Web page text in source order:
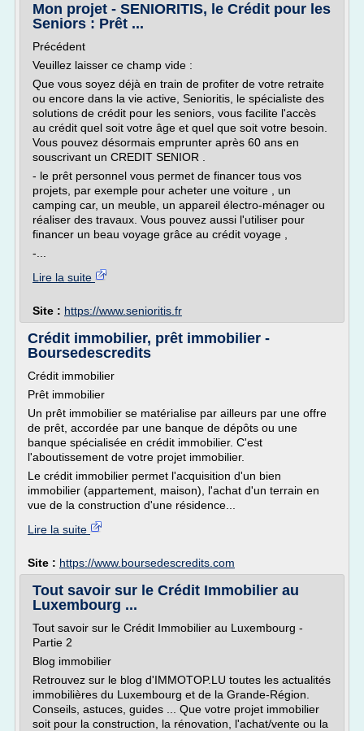
Mon projet - SENIORITIS, le Crédit pour les
Seniors : Prêt ...
Précédent
Veuillez laisser ce champ vide :
Que vous soyez déjà en train de profiter de votre retraite
ou encore dans la vie active, Senioritis, le spécialiste des
solutions de crédit pour les seniors, vous facilite l'accès
au crédit quel soit votre âge et quel que soit votre besoin.
Vous pouvez désormais emprunter après 60 ans en
souscrivant un CREDIT SENIOR .
- le prêt personnel vous permet de financer tous vos
projets, par exemple pour acheter une voiture , un
camping car, un meuble, un appareil électro-ménager ou
réaliser des travaux. Vous pouvez aussi l'utiliser pour
financer un beau voyage grâce au crédit voyage ,
-...
Lire la suite
Site : https://www.senioritis.fr
Crédit immobilier, prêt immobilier -
Boursedescredits
Crédit immobilier
Prêt immobilier
Un prêt immobilier se matérialise par ailleurs par une offre
de prêt, accordée par une banque de dépôts ou une
banque spécialisée en crédit immobilier. C'est
l'aboutissement de votre projet immobilier.
Le crédit immobilier permet l'acquisition d'un bien
immobilier (appartement, maison), l'achat d'un terrain en
vue de la construction d'une résidence...
Lire la suite
Site : https://www.boursedescredits.com
Tout savoir sur le Crédit Immobilier au
Luxembourg ...
Tout savoir sur le Crédit Immobilier au Luxembourg -
Partie 2
Blog immobilier
Retrouvez sur le blog d'IMMOTOP.LU toutes les actualités
immobilières du Luxembourg et de la Grande-Région.
Conseils, astuces, guides ... Que votre projet immobilier
soit pour la construction, la rénovation, l'achat/vente ou la